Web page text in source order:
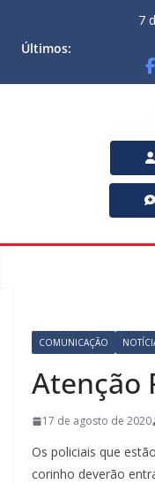
7
Últimos:
COMUNICAÇÃO
Atenção
17 de agosto de 2020
Os policiais que
corinho deverão